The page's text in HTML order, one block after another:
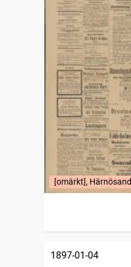
[omärkt], Härnösand
1897-01-04